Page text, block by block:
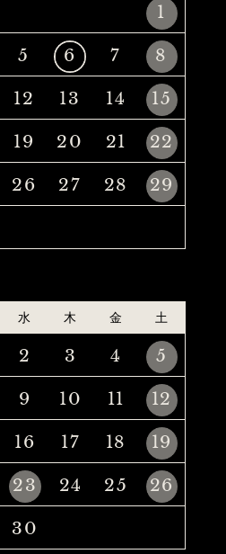
1
5 6 7
8
12 13 14
15
19 20 21
22
26 27 28
29
水 木 金 土
2 3 4
5
9 10 11
12
16 17 18
19
23 24 25
26
30